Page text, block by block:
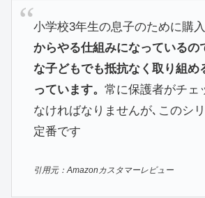
小学校3年生の息子のために購入
からやる仕組みになっているの
な子どもでも抵抗なく取り組め
っています。 常に保護者がチェ
なければなりませんが､このシ
定番です
引用元：Amazonカスタマーレビュー